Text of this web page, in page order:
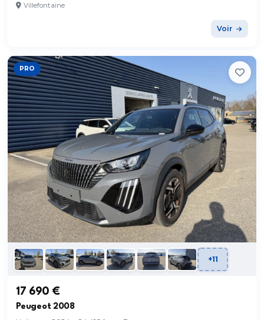
Villefontaine
Voir
PRO
+11
17 690 €
Peugeot 2008